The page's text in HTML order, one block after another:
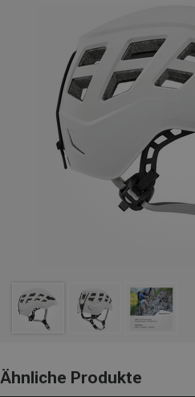
Ähnliche Produkte